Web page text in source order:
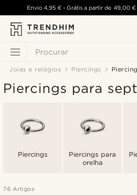
Procurar
Envio 4,95 €- Grátis a partir de 49,00 €
Joias e relógios Piercings
Piercings para
Piercings
Piercings para
orelha
76 Artigos